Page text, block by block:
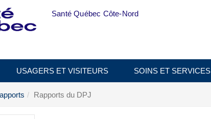
Santé Québec Côte-Nord
USAGERS ET VISITEURS SOINS ET SERVICES
Rapports du DPJ